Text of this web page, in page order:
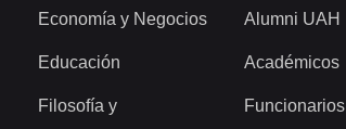
Economía y Negocios
Educación
Filosofía y
Alumni UAH
Académicos
Funcionarios